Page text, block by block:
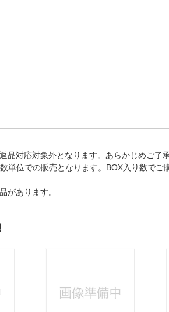
対応対象外となります。あらかじめご了承
位での販売となります。BOX入り数で
があります。